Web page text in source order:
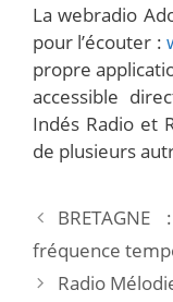
La webradio
pour l’écouter :
propre
accessible
Indés Radio et
de plusieurs
fréquence
Radio